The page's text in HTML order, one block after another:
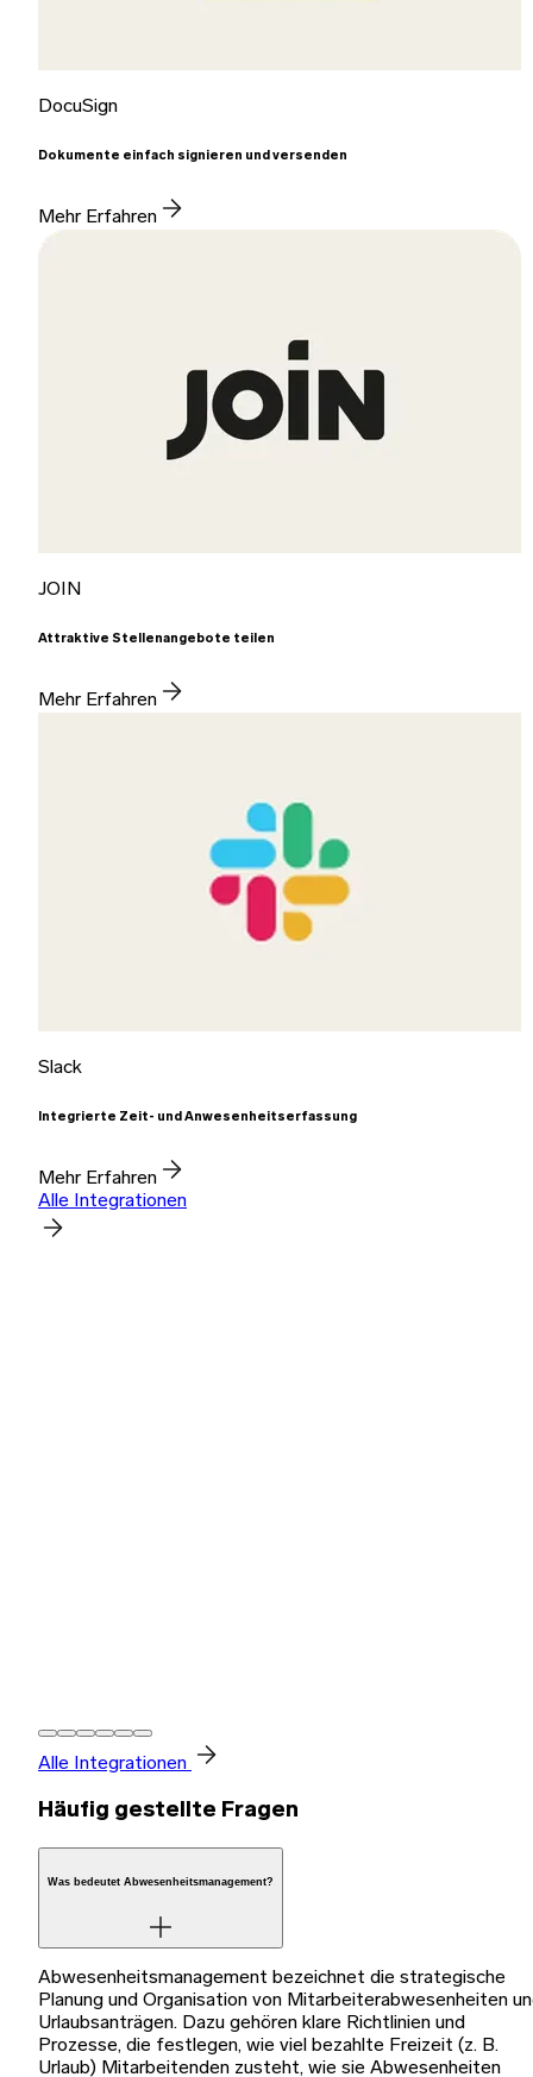
DocuSign
Dokumente einfach signieren und versenden
Mehr Erfahren
JOIN
Attraktive Stellenangebote teilen
Mehr Erfahren
Slack
Integrierte Zeit- und Anwesenheitserfassung
Mehr Erfahren
Alle Integrationen
Alle Integrationen
Häufig gestellte Fragen
Was bedeutet Abwesenheitsmanagement?
Abwesenheitsmanagement bezeichnet die strategische
Planung und Organisation von Mitarbeiterabwesenheiten
Urlaubsanträgen. Dazu gehören klare Richtlinien und
Prozesse, die festlegen, wie viel bezahlte Freizeit (z. B.
Urlaub) Mitarbeitenden zusteht, wie sie Abwesenheiten